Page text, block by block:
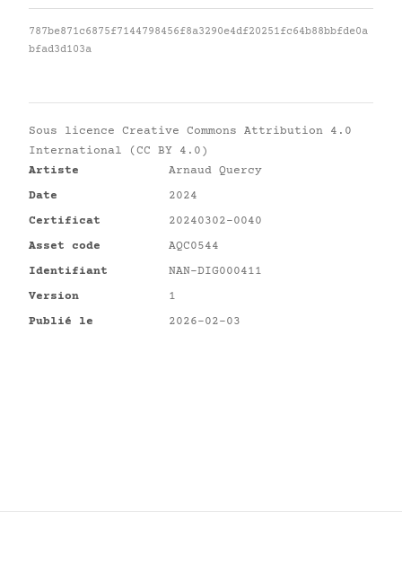
787be871c6875f7144798456f8a3290e4df20251fc64b88bbfde0a
bfad3d103a
Sous licence Creative Commons Attribution 4.0
International (CC BY 4.0)
Artiste
Arnaud Quercy
Date
2024
Certificat
20240302-0040
Asset code
AQC0544
Identifiant
NAN-DIG000411
Version
1
Publié le
2026-02-03